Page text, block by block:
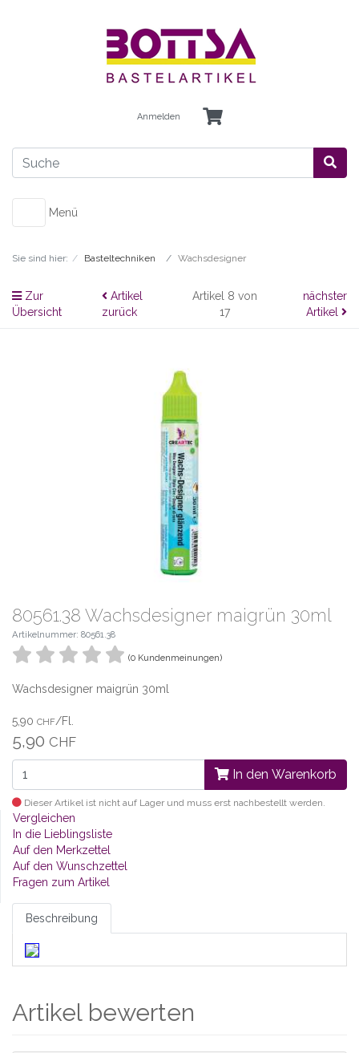
Anmelden
Menü
Sie sind hier: Basteltechniken Wachsdesigner
Zur
Übersicht
Artikel
zurück
Artikel 8 von
17
nächster
Artikel
80561.38 Wachsdesigner maigrün 30ml
Artikelnummer: 80561.38
(0 Kundenmeinungen)
Wachsdesigner maigrün 30ml
5,90 CHF/Fl.
5,90 CHF
In den Warenkorb
Dieser Artikel ist nicht auf Lager und muss erst nachbestellt werden.
Vergleichen
In die Lieblingsliste
Auf den Merkzettel
Auf den Wunschzettel
Fragen zum Artikel
Beschreibung
Artikel bewerten